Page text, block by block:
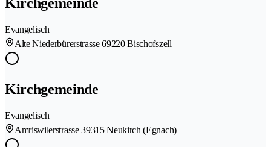
Kirchgemeinde
Evangelisch
Alte Niederbürerstrasse 69220 Bischofszell
Kirchgemeinde
Evangelisch
Amriswilerstrasse 39315 Neukirch (Egnach)